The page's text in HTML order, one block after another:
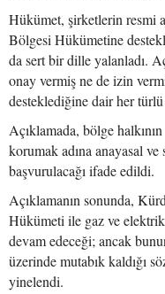
Hükümet, şirketlerin resmi
Bölgesi Hükümetine
da sert bir dille yalanladı.
onay vermiş ne de izin
desteklediğine dair her türlü
Açıklamada, bölge
korumak adına anayasal
başvurulacağı ifade edildi.
Açıklamanın sonunda,
Hükümeti ile gaz ve
devam edeceği; ancak
üzerinde mutabık kaldığı
yinelendi.